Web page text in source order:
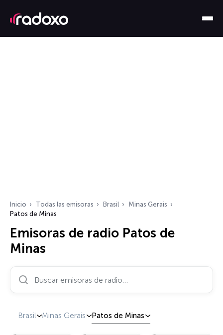
Inicio Todas las emisoras Brasil
Minas Gerais
Patos de Minas
Emisoras de radio Patos de
Minas
Buscar emisoras de radio…
Brasil Minas Gerais Patos de Minas